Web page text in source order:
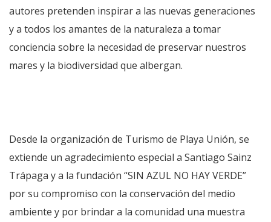
autores pretenden inspirar a las nuevas generaciones
y a todos los amantes de la naturaleza a tomar
conciencia sobre la necesidad de preservar nuestros
mares y la biodiversidad que albergan.
Desde la organización de Turismo de Playa Unión, se
extiende un agradecimiento especial a Santiago Sainz
Trápaga y a la fundación “SIN AZUL NO HAY VERDE”
por su compromiso con la conservación del medio
ambiente y por brindar a la comunidad una muestra